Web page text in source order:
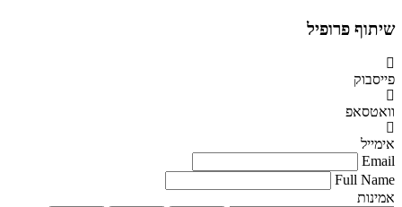
שיתוף פרופיל
פייסבוק
וואטסאפ
אימייל
Email
Full Name
אמינות